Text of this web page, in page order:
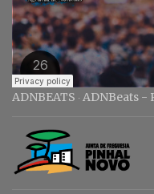
ADNBEATS · ADNBeats -